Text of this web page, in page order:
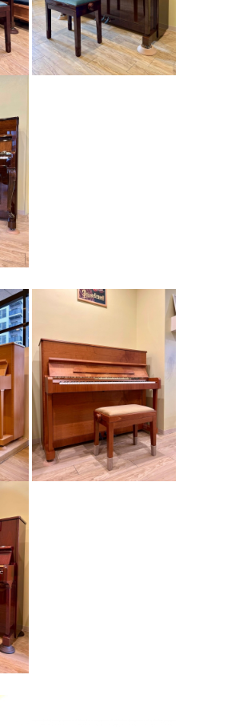
メンテナンス＠イデアレーブ池上
ノ納入事例 GP２台＆UP６台
ムOpening Daysのお知らせ♪
ー艶出モデル、ご注文をいただきました
比寿へ移転のお知らせ
ット艶出モデル、入荷しました♪
ウォルナット艶出モデル、ご注文をい
艶消モデル、ご注文をいただきました♪
ー艶出Usedモデル、ご注文をいただき
ット艶消モデル、ご注文をいただきまし
ー艶出モデル、ご注文をいただきました